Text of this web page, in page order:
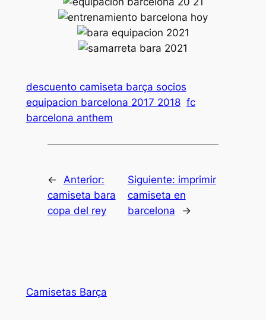
descuento camiseta barça socios
equipacion barcelona 2017 2018 fc
barcelona anthem
←
Anterior:
camiseta bara
copa del rey
Siguiente: imprimir
camiseta en
barcelona
→
Camisetas Barça